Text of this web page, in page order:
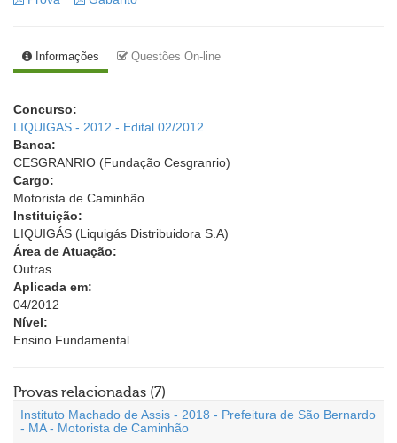
Informações Questões On-line
Concurso:
LIQUIGAS - 2012 - Edital 02/2012
Banca:
CESGRANRIO (Fundação Cesgranrio)
Cargo:
Motorista de Caminhão
Instituição:
LIQUIGÁS (Liquigás Distribuidora S.A)
Área de Atuação:
Outras
Aplicada em:
04/2012
Nível:
Ensino Fundamental
Provas relacionadas (7)
Instituto Machado de Assis - 2018 - Prefeitura de São Bernardo
- MA - Motorista de Caminhão